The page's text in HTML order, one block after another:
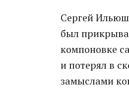
Сергей
был
компоновке
и потерял в
замыслами